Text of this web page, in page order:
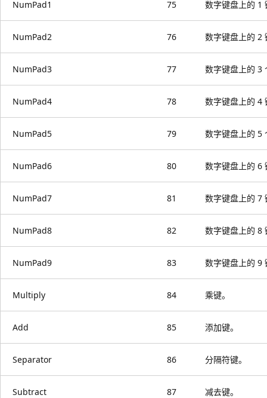
NumPad1 75 数字键盘上的 1
NumPad2 76 数字键盘上的 2
NumPad3 77 数字键盘上的 3
NumPad4 78 数字键盘上的 4
NumPad5 79 数字键盘上的 5
NumPad6 80 数字键盘上的 6
NumPad7 81 数字键盘上的 7
NumPad8 82 数字键盘上的 8
NumPad9 83 数字键盘上的 9
Multiply 84 乘键。
Add 85 添加键。
Separator 86 分隔符键。
Subtract 87 减去键。